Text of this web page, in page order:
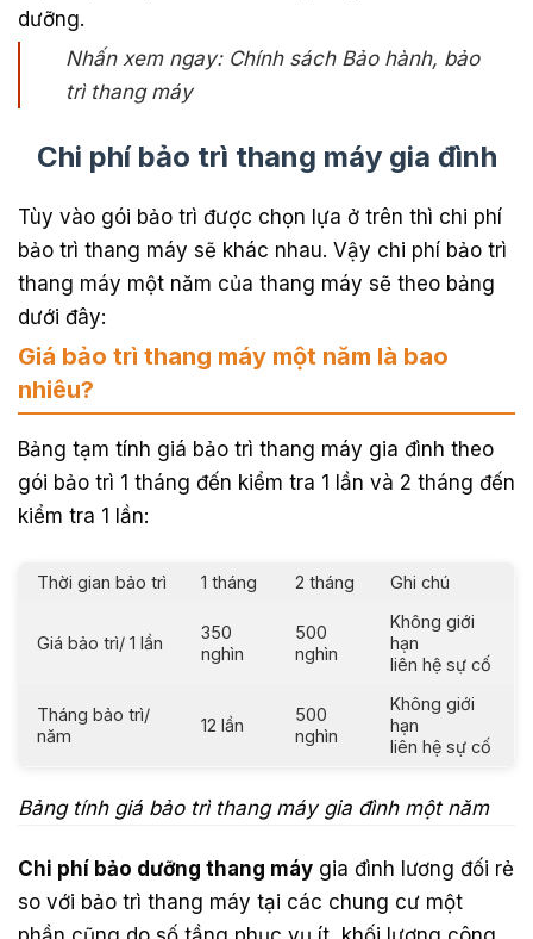
dưỡng.
Nhấn xem ngay: Chính sách Bảo hành, bảo
trì thang máy
Chi phí bảo trì thang máy gia đình
Tùy vào gói bảo trì được chọn lựa ở trên thì chi phí
bảo trì thang máy sẽ khác nhau. Vậy chi phí bảo trì
thang máy một năm của thang máy sẽ theo bảng
dưới đây:
Giá bảo trì thang máy một năm là bao
nhiêu?
Bảng tạm tính giá bảo trì thang máy gia đình theo
gói bảo trì 1 tháng đến kiểm tra 1 lần và 2 tháng đến
kiểm tra 1 lần:
Thời gian bảo trì 1 tháng 2 tháng Ghi chú
Giá bảo trì/ 1 lần
350
nghìn
500
nghìn
Không giới
hạn
liên hệ sự cố
Tháng bảo trì/
năm
12 lần
500
nghìn
Không giới
hạn
liên hệ sự cố
Bảng tính giá bảo trì thang máy gia đình một năm
Chi phí bảo dưỡng thang máy gia đình lương đối rẻ
so với bảo trì thang máy tại các chung cư một